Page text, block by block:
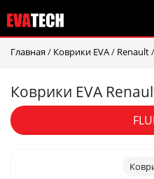
Главная / Коврики EVA/ Renault/
Коврики EVA